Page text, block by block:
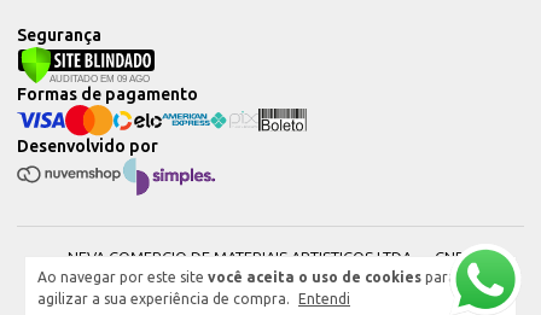
Ao navegar por este site você aceita o uso de cookies para
agilizar a sua experiência de compra.
Entendi
Segurança
Desenvolvido por
Formas de pagamento
NEVA COMERCIO DE MATERIAIS ARTISTICOS LTDA — CNPJ:
51604544000101 © 2026. Todos os direitos reservados.